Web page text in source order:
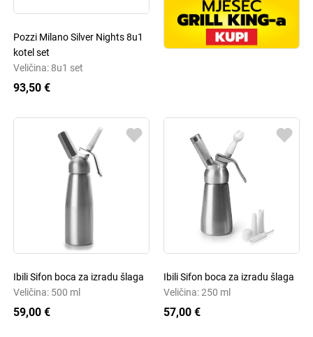
Pozzi Milano Silver Nights 8u1
kotel set
Veličina: 8u1 set
93,50 €
Ibili Sifon boca za izradu šlaga
Veličina: 500 ml
59,00 €
Ibili Sifon boca za izradu šlaga
Veličina: 250 ml
57,00 €